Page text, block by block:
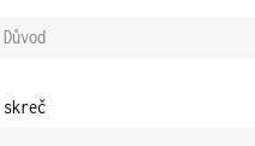
Důvod
skreč